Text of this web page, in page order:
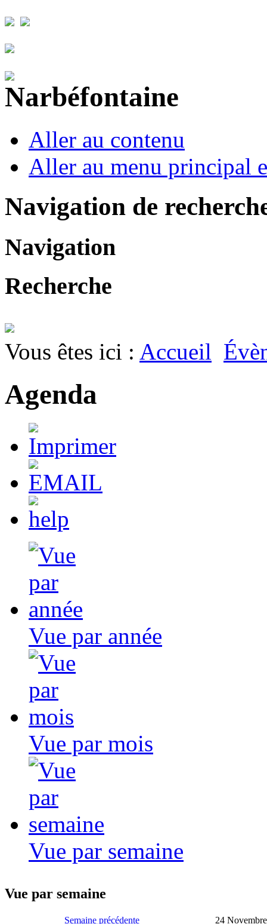
Aller au contenu
Aller au menu principal
Navigation de
Navigation
Recherche
Vous êtes ici : Accueil
Agenda
Vue par année
Vue par mois
Vue par semaine
Vue par semaine
Semaine précédente 24